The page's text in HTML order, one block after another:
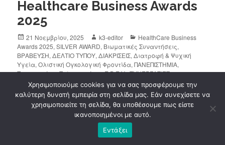
Healthcare Business Awards
2025
21 Νοεμβρίου, 2025 k3-editor
HealthCare Business
Awards 2025,SILVER AWARD, Βιωματικές Συναντήσεις,
ΒΡΑΒΕΥΣΗ,ΔΕΛΤΙΟ ΤΥΠΟΥ,ΔΙΑΚΡΙΣΕΙΣ,Διατροφή & Ψυχική
Υγεία,Ολιστική Ογκολογική Φροντίδα,ΠΑΝΕΠΙΣΤΗΜΙΑ,
Πσνεπιστήμιο Πελοποννήσου Ε.Β.Ε.Υ.,ΣΥΝΕΡΓΑΣΙΕΣ
1 Comment
Το ΚΑΠΑ3, σε συνεργασία με το Εργαστήριο
Βασικών Επιστημών Υγείας του Τμήματος
Νοσηλευτικής του Πανεπιστημίου
Χρησιμοποιούμε cookies για να σας προσφέρουμε την
καλύτερη δυνατή εμπειρία στη σελίδα μας. Εάν συνεχίσετε να
χρησιμοποιείτε τη σελίδα, θα υποθέσουμε πως είστε
ικανοποιημένοι με αυτό.
Εντάξει